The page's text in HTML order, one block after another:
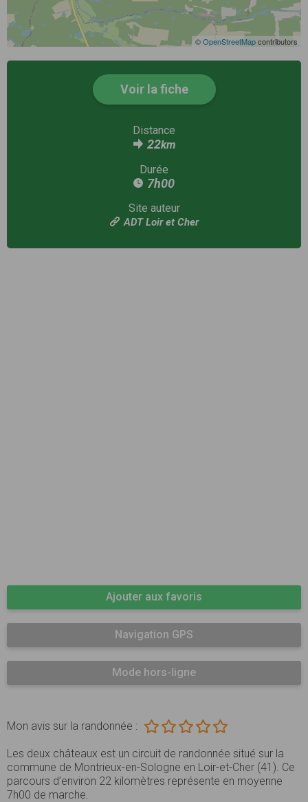
©OpenStreetMapcontributors
Voir la fiche
Distance
22km
Durée
7h00
Site auteur
ADT Loir et Cher
Ajouter aux favoris
Navigation GPS
Mode hors-ligne
Mon avis sur la randonnée :
Les deux châteaux est un circuit de randonnée situé sur la
commune de Montrieux-en-Sologne en Loir-et-Cher (41). Ce
parcours d’environ 22 kilomètres représente en moyenne
7h00 de marche.